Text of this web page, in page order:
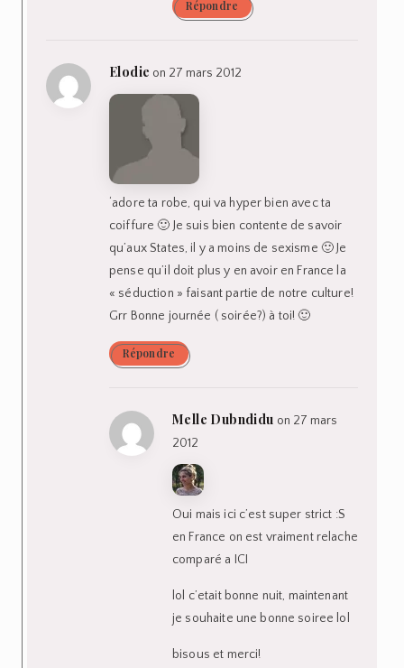
Répondre
Elodie on 27 mars 2012
‘adore ta robe, qui va hyper bien avec ta
coiffure 🙂 Je suis bien contente de savoir
qu’aux States, il y a moins de sexisme 🙂 Je
pense qu’il doit plus y en avoir en France la
« séduction » faisant partie de notre culture!
Grr Bonne journée ( soirée?) à toi! 🙂
Répondre
Melle Dubndidu on 27 mars
2012
Oui mais ici c’est super strict :S
en France on est vraiment relache
comparé a ICI
lol c’etait bonne nuit, maintenant
je souhaite une bonne soiree lol
bisous et merci!